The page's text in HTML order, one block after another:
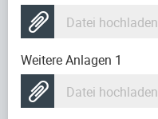
Datei hochladen
Weitere Anlagen 1
Datei hochladen